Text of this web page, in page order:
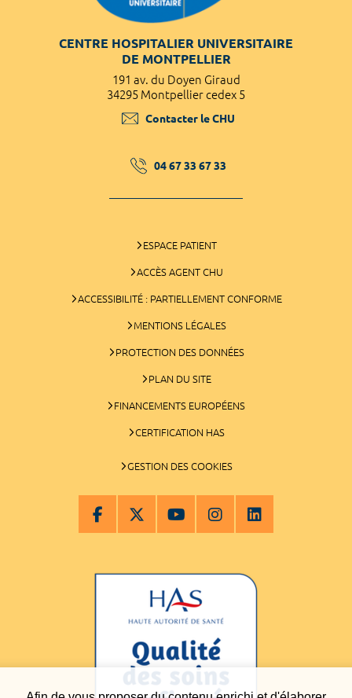
CENTRE HOSPITALIER UNIVERSITAIRE
DE MONTPELLIER
191 av. du Doyen Giraud
34295 Montpellier cedex 5
Contacter le CHU
04 67 33 67 33
ESPACE PATIENT
ACCÈS AGENT CHU
ACCESSIBILITÉ : PARTIELLEMENT CONFORME
MENTIONS LÉGALES
PROTECTION DES DONNÉES
PLAN DU SITE
FINANCEMENTS EUROPÉENS
CERTIFICATION HAS
GESTION DES COOKIES